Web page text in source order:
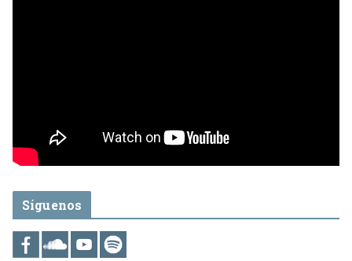
Síguenos